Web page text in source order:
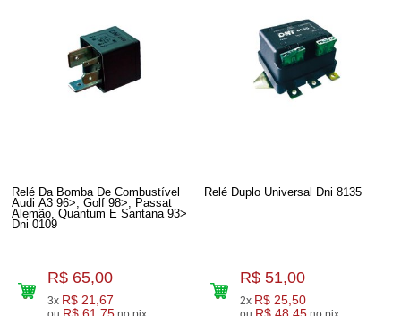
Relé Da Bomba De Combustível
Audi A3 96>, Golf 98>, Passat
Alemão, Quantum E Santana 93>
Dni 0109
R$ 65,00
3x R$ 21,67
Relé Duplo Universal Dni 8135
R$ 51,00
2x R$ 25,50